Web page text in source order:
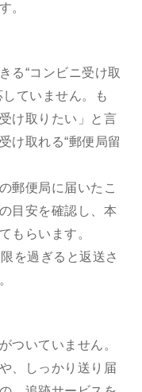
。
る“コンビニ受け取
ていません。も
け取りたい」と言
け取れる“郵便局留
郵便局に届いたこ
目安を確認し、本
もらいます。
を過ぎると返送さ
ついていません。
、しっかり送り届